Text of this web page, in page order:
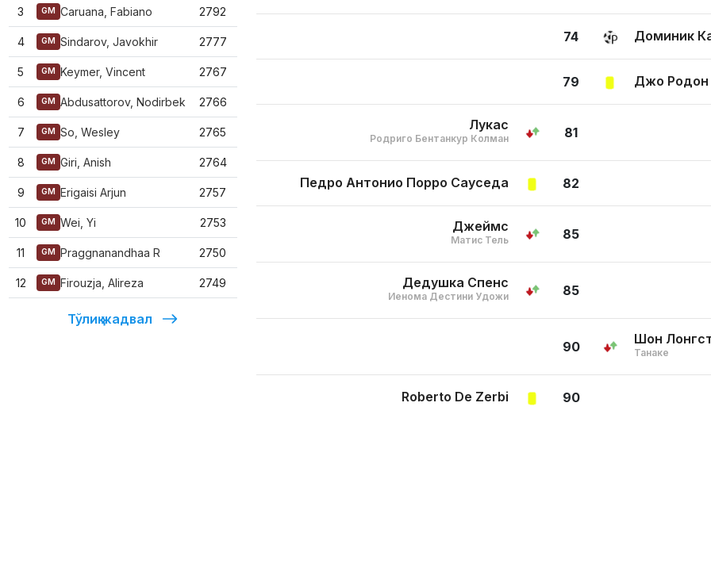
3 GM Caruana, Fabiano 2792
4 GM Sindarov, Javokhir 2777
5 GM Keymer, Vincent 2767
6 GM Abdusattorov, Nodirbek 2766
7 GM So, Wesley 2765
8 GM Giri, Anish 2764
9 GM Erigaisi Arjun 2757
10 GM Wei, Yi 2753
11 GM Praggnanandhaa R 2750
12 GM Firouzja, Alireza 2749
Тўлиқ жадвал
74 Доминик
79 Джо Родон
81
Лукас
Родриго Бентанкур Колман
82
Педро Антонио Порро Сауседа
85
Джеймс
Матис Тель
85
Дедушка Спенс
Иенома Дестини Удожи
90 Шон
Танаке
90
Roberto De Zerbi